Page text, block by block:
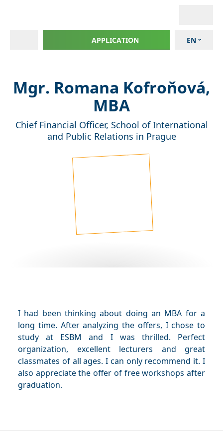
EN
APPLICATION
Mgr. Romana Kofroňová,
MBA
Chief Financial Officer, School of International
and Public Relations in Prague
I had been thinking about doing an MBA for a
long time. After analyzing the offers, I chose to
study at ESBM and I was thrilled. Perfect
organization, excellent lecturers and great
classmates of all ages. I can only recommend it. I
also appreciate the offer of free workshops after
graduation.